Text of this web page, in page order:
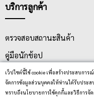
เว็ปไซต์นี้ใช้ cookie เพื่อสร้างประสบกา
จัดการข้อมูลส่วนบุคคลให้ท่านได้รับประส
ทราบถึงนโยบายการใช้คุกกี้และวิธีการจั
บริการลูกค้า
ตรวจสอบสถานะสินค้า
คู่มือนักช้อป
วิธีลบคุกกี้